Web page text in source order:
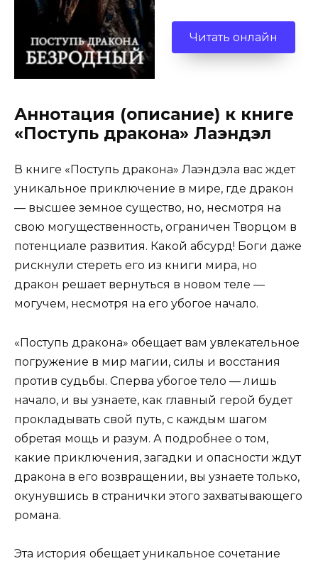
Читать онлайн
Аннотация (описание) к книге
«Поступь дракона» Лаэндэл
В книге «Поступь дракона» Лаэндэла вас ждет
уникальное приключение в мире, где дракон
— высшее земное существо, но, несмотря на
свою могущественность, ограничен Творцом в
потенциале развития. Какой абсурд! Боги даже
рискнули стереть его из книги мира, но
дракон решает вернуться в новом теле —
могучем, несмотря на его убогое начало.
«Поступь дракона» обещает вам увлекательное
погружение в мир магии, силы и восстания
против судьбы. Сперва убогое тело — лишь
начало, и вы узнаете, как главный герой будет
прокладывать свой путь, с каждым шагом
обретая мощь и разум. А подробнее о том,
какие приключения, загадки и опасности ждут
дракона в его возвращении, вы узнаете только,
окунувшись в странички этого захватывающего
романа.
Эта история обещает уникальное сочетание